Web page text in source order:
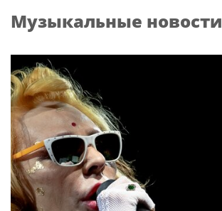
Музыкальные новости